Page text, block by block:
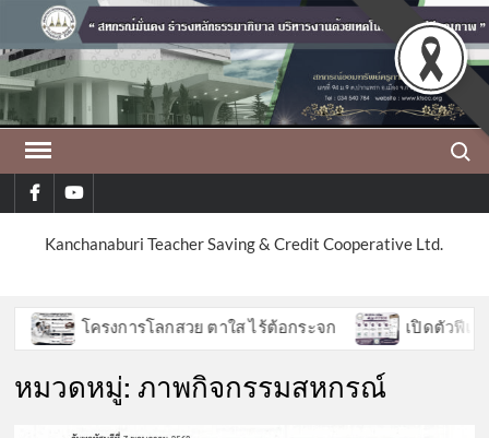
content
facebookyoutube
Kanchanaburi Teacher Saving & Credit Cooperative Ltd.
โครงการโลกสวย ตาใส ไร้ต้อกระจก เปิดตัวฟีเจอร์ใหม่
หมวดหมู่: ภาพกิจกรรมสหกรณ์